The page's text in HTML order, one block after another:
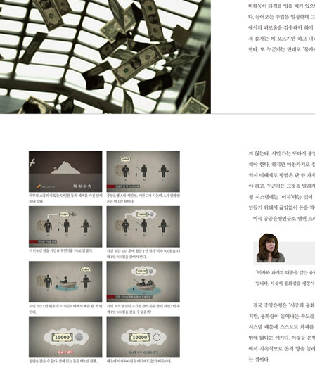
리즈』, 『토토 수학 놀이터 시리즈』 등의 책을 냈다. 현재 EBS <부모
> 프로그램과 『어린이 과학 형사대 CSI 시리즈』, 『토토 수학 놀이터
시리즈』를 쓰고 있고, 동아일보에 <고희정 작가의 과학 돋보기>를
기고하고 있다. 우리 아이들에게 어떤 세상, 어떤 삶을 물려줄 것인가
를 깊이 고민하며 『자본주의』를 썼으며, 이 시대를 살아가는 사람들
과 함께 공감하고 소통하는 글을 쓰고자 한다.